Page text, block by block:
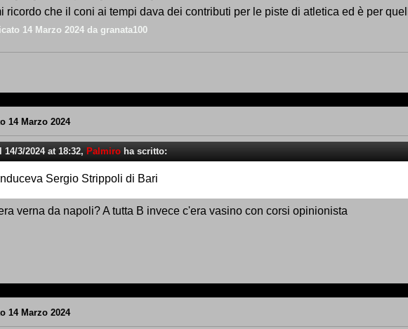
ricordo che il coni ai tempi dava dei contributi per le piste di atletica ed è per
14 Marzo 2024 da granata100
14 Marzo 2024
Il 14/3/2024 at 18:32, Palmiro ha scritto:
Sergio Strippoli di Bari
verna da napoli? A tutta B invece c'era vasino con corsi opinionista
14 Marzo 2024